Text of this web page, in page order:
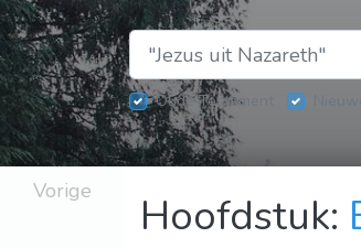
Oude Testament
Vorige Hoofdstuk: